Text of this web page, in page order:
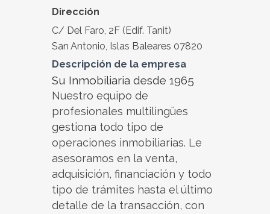
Dirección
C/ Del Faro, 2F (Edif. Tanit)
San Antonio, Islas Baleares 07820
Descripción de la empresa
Su Inmobiliaria desde 1965
Nuestro equipo de
profesionales multilingües
gestiona todo tipo de
operaciones inmobiliarias. Le
asesoramos en la venta,
adquisición, financiación y todo
tipo de trámites hasta el último
detalle de la transacción, con